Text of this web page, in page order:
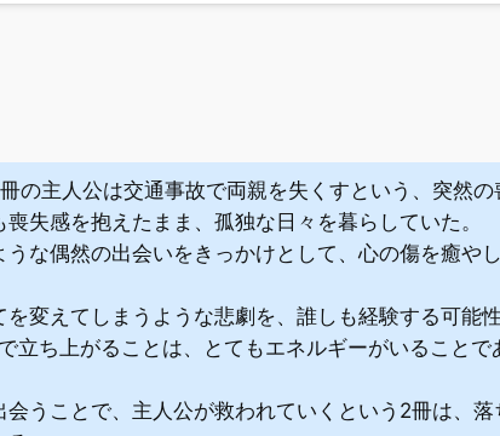
の主人公は交通事故で両親を失くすという、突然の
失感を抱えたまま、孤独な日々を暮らしていた。
な偶然の出会いをきっかけとして、心の傷を癒や
を変えてしまうような悲劇を、誰しも経験する可能性
立ち上がることは、とてもエネルギーがいること
会うことで、主人公が救われていくという2冊は、